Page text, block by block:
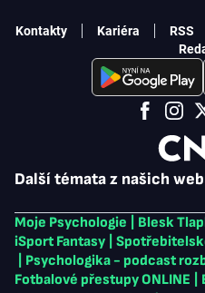
Další témata z našich
Moje Psychologie Blesk
iSport Fantasy
Psychologika - podcast
Fotbalové přestupy ONLINE
Kontakty Kariéra RSS